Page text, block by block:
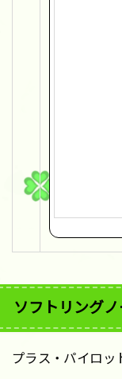
ソフトリングノ
プラス・パイロッ